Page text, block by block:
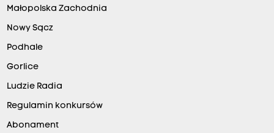
Małopolska Zachodnia
Nowy Sącz
Podhale
Gorlice
Ludzie Radia
Regulamin konkursów
Abonament